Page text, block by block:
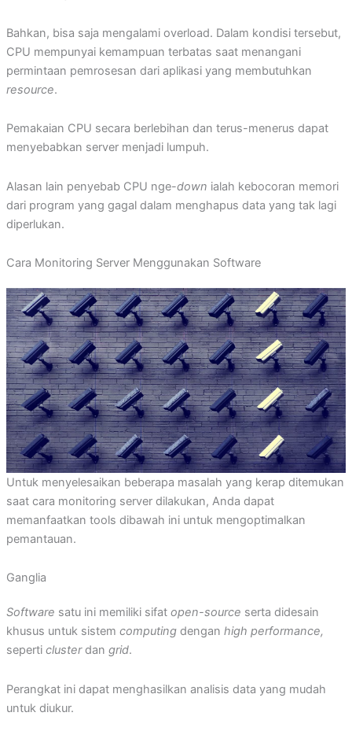
Bahkan, bisa saja mengalami overload. Dalam kondisi tersebut,
CPU mempunyai kemampuan terbatas saat menangani
permintaan pemrosesan dari aplikasi yang membutuhkan
resource.
Pemakaian CPU secara berlebihan dan terus-menerus dapat
menyebabkan server menjadi lumpuh.
Alasan lain penyebab CPU nge-down ialah kebocoran memori
dari program yang gagal dalam menghapus data yang tak lagi
diperlukan.
Cara Monitoring Server Menggunakan Software
Untuk menyelesaikan beberapa masalah yang kerap ditemukan
saat cara monitoring server dilakukan, Anda dapat
memanfaatkan tools dibawah ini untuk mengoptimalkan
pemantauan.
Ganglia
Software satu ini memiliki sifat open-source serta didesain
khusus untuk sistem computingdengan high performance,
seperti clusterdan grid.
Perangkat ini dapat menghasilkan analisis data yang mudah
untuk diukur.